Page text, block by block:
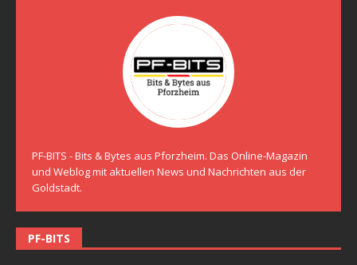
PF-BITS - Bits & Bytes aus Pforzheim. Das Online-Magazin
und Weblog mit aktuellen News und Nachrichten aus der
Goldstadt.
PF-BITS